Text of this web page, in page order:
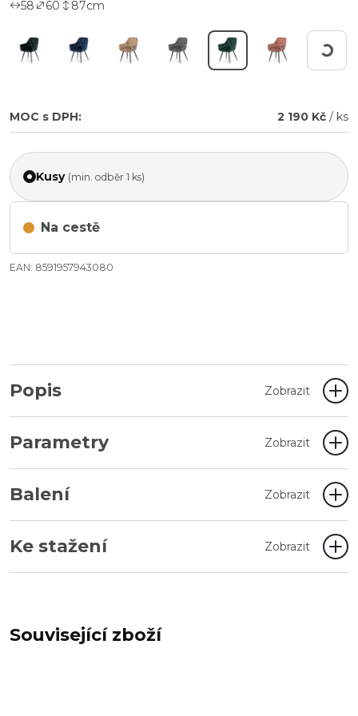
58 60 87cm
MOC s DPH: 2 190 Kč / ks
Kusy (min. odběr 1 ks)
Na cestě
EAN: 8591957943080
Popis Zobrazit
Parametry Zobrazit
Balení Zobrazit
Ke stažení Zobrazit
Související zboží